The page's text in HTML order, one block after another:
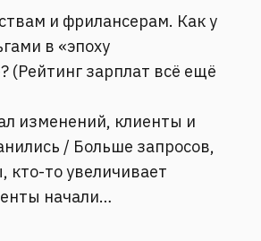
и фрилансерам. Как у
в «эпоху
(Рейтинг зарплат всё ещё
изменений, клиенты и
/ Больше запросов,
кто-то увеличивает
начали…